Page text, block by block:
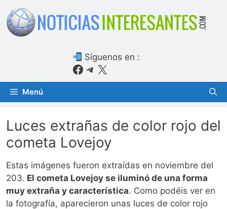
Saltar
contenido
Síguenos en :
Facebook
Telegram
X
Menú
Luces extrañas de color rojo del
cometa Lovejoy
Estas imágenes fueron extraídas en noviembre del
203. El cometa Lovejoy se iluminó de una forma
muy extraña y característica. Como podéis ver en
la fotografía, aparecieron unas luces de color rojo